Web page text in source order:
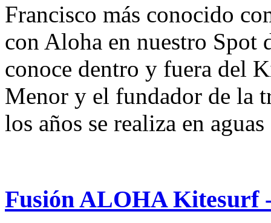
Francisco más conocido
con Aloha en nuestro Spot
conoce dentro y fuera del
Menor y el fundador de la
los años se realiza en
Fusión ALOHA Kitesurf